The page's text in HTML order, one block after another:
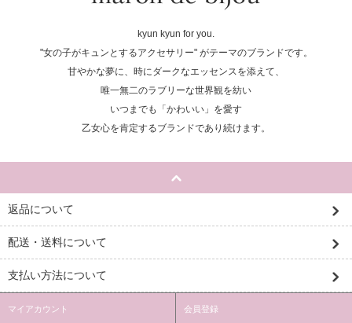
kyun kyun for you.
"女の子がキュンとするアクセサリー" がテーマのブランドです。
甘やかな夢に、時にダークなエッセンスを添えて、
唯一無二のラブリーな世界観を紡い
いつまでも「かわいい」を愛す
乙女心を肯定するブランドであり続けます。
返品について
配送・送料について
支払い方法について
マイアカウント 会員登録